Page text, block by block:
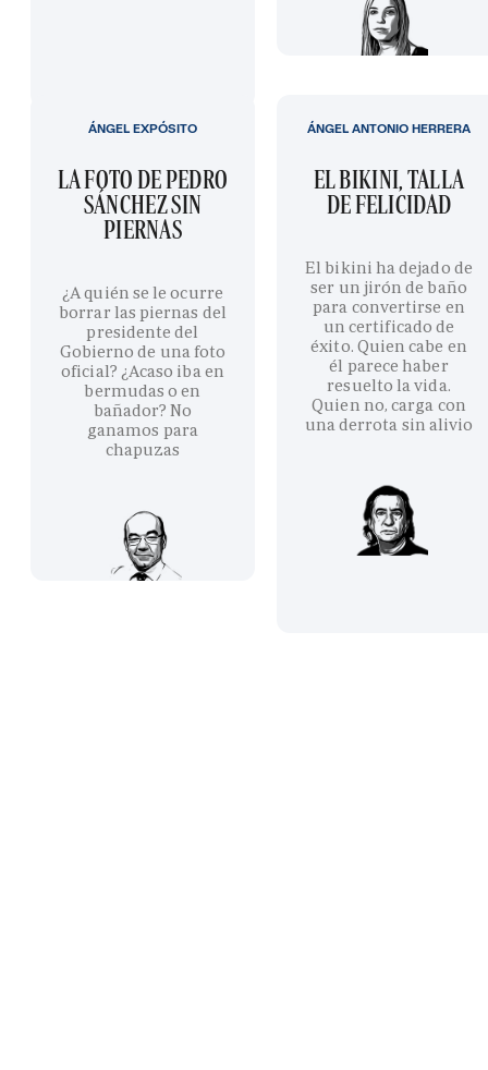
LA FOTO DE PEDRO
SÁNCHEZ SIN
PIERNAS
¿A quién se le ocurre
borrar las piernas del
presidente del
Gobierno de una foto
oficial? ¿Acaso iba en
bermudas o en
bañador? No
ganamos para
chapuzas
ÁNGEL EXPÓSITO
EL BIKINI, TALLA
DE FELICIDAD
El bikini ha dejado de
ser un jirón de baño
para convertirse en
un certificado de
éxito. Quien cabe en
él parece haber
resuelto la vida.
Quien no, carga con
una derrota sin alivio
ÁNGEL ANTONIO HERRERA